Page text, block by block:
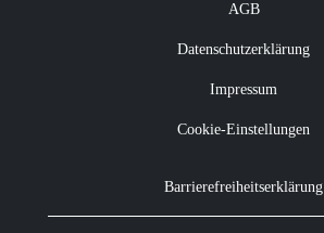
AGB
Datenschutzerklärung
Impressum
Cookie-Einstellungen
Barrierefreiheitserklärung